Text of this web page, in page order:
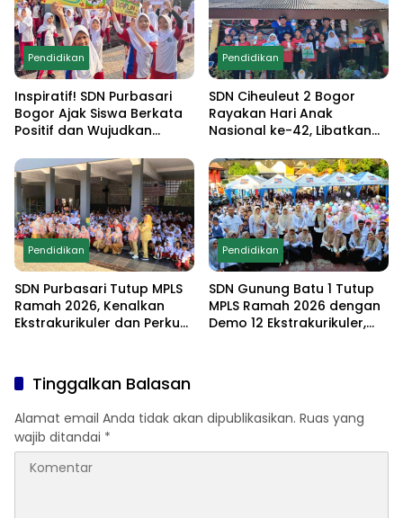
Pendidikan
Inspiratif! SDN Purbasari
Bogor Ajak Siswa Berkata
Positif dan Wujudkan
Pendidikan
SDN Ciheuleut 2 Bogor
Rayakan Hari Anak
Nasional ke-42, Libatkan
Lomba Edukatif untuk
Cetak Generasi
Berprestasi
Pendidikan
SDN Purbasari Tutup MPLS
Ramah 2026, Kenalkan
Ekstrakurikuler dan Perkuat
Pendidikan
SDN Gunung Batu 1 Tutup
MPLS Ramah 2026 dengan
Demo 12 Ekstrakurikuler,
Tinggalkan Balasan
Alamat email Anda tidak akan dipublikasikan. Ruas yang
wajib ditandai *